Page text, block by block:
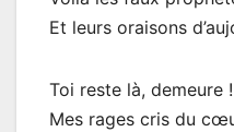
Et leurs oraisons
Toi reste là, demeure
Mes rages cris du